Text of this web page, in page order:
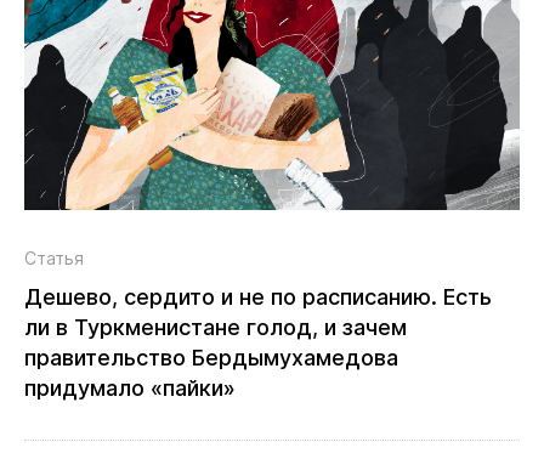
Статья
Дешево, сердито и не по расписанию. Есть
ли в Туркменистане голод, и зачем
правительство Бердымухамедова
придумало «пайки»